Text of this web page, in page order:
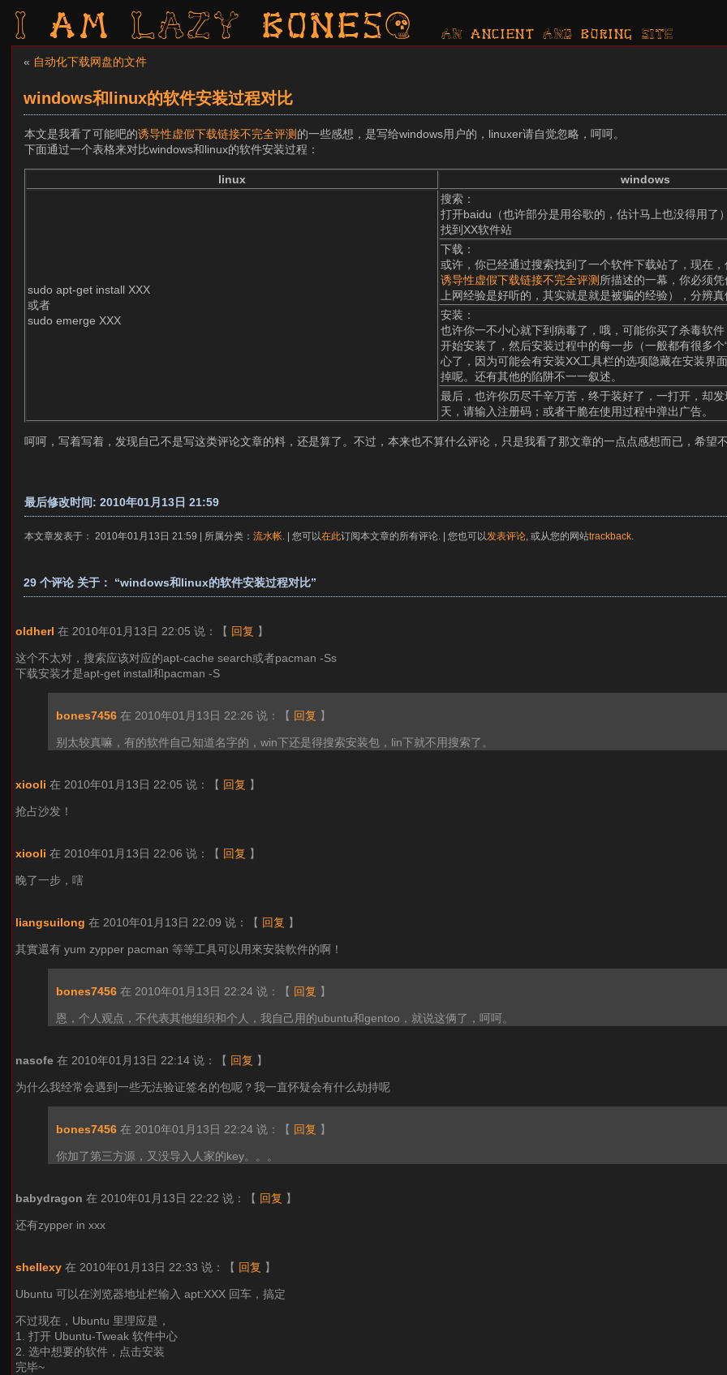
I am LAZY bones? AN ancient AND boring SITE
« 自动化下载网盘的文件
windows和linux的软件安装过程对比
本文是我看了可能吧的诱导性虚假下载链接不完全评测 的一些感想，是写给windows用户的，linuxer请自觉忽略，呵呵。
下面通过一个表格来对比windows和linux的软件安装过程：
linux windows
sudo apt-get install XXX
或者
sudo emerge XXX
搜索：
打开baidu（也许部分是用谷歌的，估计马上也没得用了
找到XX软件站
下载：
或许，你已经通过搜索找到了一个软件下载站了，现在
诱导性虚假下载链接不完全评测 所描述的一幕，你必须
上网经验是好听的，其实就是就是被骗的经验），分辨真
安装：
也许你一不小心就下到病毒了，哦，可能你买了杀毒软
开始安装了，然后安装过程中的每一步（一般都有很多个
心了，因为可能会有安装XX工具栏的选项隐藏在安装界
掉呢。还有其他的陷阱不一一叙述。
最后，也许你历尽千辛万苦，终于装好了，一打开，却
天，请输入注册码；或者干脆在使用过程中弹出广告。
呵呵，写着写着，发现自己不是写这类评论文章的料，还是算了。不过，本来也不算什么评论，只是我看了那文章的一点点感想而已，希望
最后修改时间: 2010年01月13日 21:59
本文章发表于： 2010年01月13日 21:59 | 所属分类：流水帐 . | 您可以在此订阅本文章的所有评论. | 您也可以 发表评论 , 或从您的网站trackback
29 个评论 关于： “windows和linux的软件安装过程对比”
oldherl 在 2010年01月13日 22:05 说： 【 回复 】
这个不太对，搜索应该对应的apt-cache search或者pacman -Ss
下载安装才是apt-get install和pacman -S
bones7456 在 2010年01月13日 22:26 说： 【 回复 】
别太较真嘛，有的软件自己知道名字的，win下还是得搜索安装包，lin下就不用搜索了。
xiooli 在 2010年01月13日 22:05 说： 【 回复 】
抢占沙发！
xiooli 在 2010年01月13日 22:06 说： 【 回复 】
晚了一步，嗐
liangsuilong 在 2010年01月13日 22:09 说： 【 回复 】
其實還有 yum zypper pacman 等等工具可以用來安裝軟件的啊！
bones7456 在 2010年01月13日 22:24 说： 【 回复 】
恩，个人观点，不代表其他组织和个人，我自己用的ubuntu和gentoo，就说这俩了，呵呵。
nasofe 在 2010年01月13日 22:14 说： 【 回复 】
为什么我经常会遇到一些无法验证签名的包呢？我一直怀疑会有什么劫持呢
bones7456 在 2010年01月13日 22:24 说： 【 回复 】
你加了第三方源，又没导入人家的key。。。
babydragon 在 2010年01月13日 22:22 说： 【 回复 】
还有zypper in xxx
shellexy 在 2010年01月13日 22:33 说： 【 回复 】
Ubuntu 可以在浏览器地址栏输入 apt:XXX 回车，搞定
不过现在，Ubuntu 里理应是，
1. 打开 Ubuntu-Tweak 软件中心
2. 选中想要的软件，点击安装
完毕~